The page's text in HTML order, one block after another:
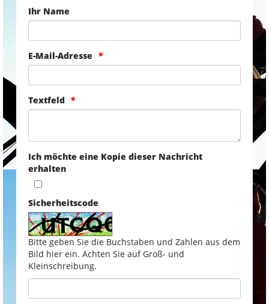
Ihr Name
E-Mail-Adresse
Textfeld
Ich möchte eine Kopie dieser Nachricht
erhalten
Sicherheitscode
Bitte geben Sie die Buchstaben und Zahlen aus dem
Bild hier ein. Achten Sie auf Groß- und
Kleinschreibung.